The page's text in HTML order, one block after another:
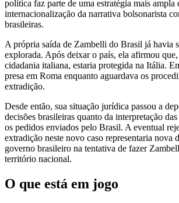
política faz parte de uma estratégia mais ampla
internacionalização da narrativa bolsonarista
brasileiras.
A própria saída de Zambelli do Brasil já havia
explorada. Após deixar o país, ela afirmou
cidadania italiana, estaria protegida na Itália.
presa em Roma enquanto aguardava os
extradição.
Desde então, sua situação jurídica passou a
decisões brasileiras quanto da interpretação
os pedidos enviados pelo Brasil. A eventual
extradição neste novo caso representaria nova
governo brasileiro na tentativa de fazer
território nacional.
O que está em jogo